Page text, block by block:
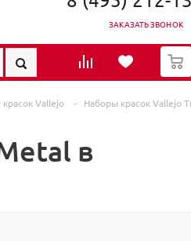
ЗАКАЗАТЬ ЗВОНОК
0
Vallejo -
Наборы красок Vallejo
в